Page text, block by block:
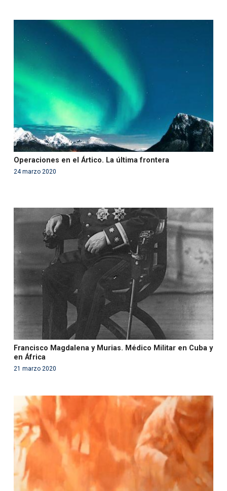
: Use of undefined constant php - assumed
'php' (this will throw an Error in a future version of PHP)
/var/www/acami.es/wp-
content/themes/fundcami/page-publicaciones.php
on line99
Operaciones en el Ártico. La última frontera
24 marzo 2020
Warning: Use of undefined constant php - assumed
'php' (this will throw an Error in a future version of PHP)
/var/www/acami.es/wp-
content/themes/fundcami/page-publicaciones.php
Francisco Magdalena y Murias. Médico Militar en Cuba y
en África
21 marzo 2020
Warning
: Use of undefined constant php - assumed
'php' (this will throw an Error in a future version of PHP)
in/var/www/acami.es/wp-
content/themes/fundcami/page-publicaciones.php
on line